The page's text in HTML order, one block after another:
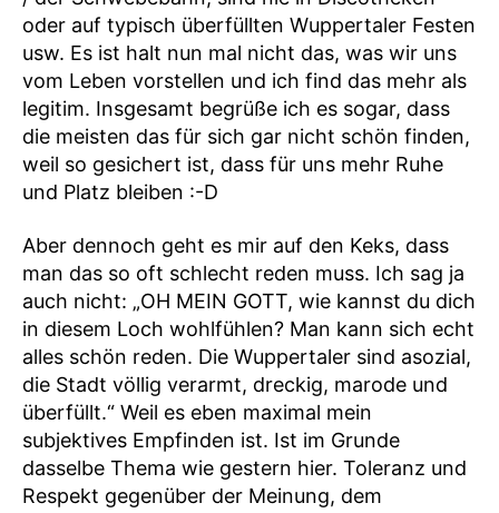
oder auf typisch überfüllten Wuppertaler Festen
usw. Es ist halt nun mal nicht das, was wir uns
vom Leben vorstellen und ich find das mehr als
legitim. Insgesamt begrüße ich es sogar, dass
die meisten das für sich gar nicht schön finden,
weil so gesichert ist, dass für uns mehr Ruhe
und Platz bleiben :-D
Aber dennoch geht es mir auf den Keks, dass
man das so oft schlecht reden muss. Ich sag ja
auch nicht: „OH MEIN GOTT, wie kannst du dich
in diesem Loch wohlfühlen? Man kann sich echt
alles schön reden. Die Wuppertaler sind asozial,
die Stadt völlig verarmt, dreckig, marode und
überfüllt.“ Weil es eben maximal mein
subjektives Empfinden ist. Ist im Grunde
dasselbe Thema wie gestern hier. Toleranz und
Respekt gegenüber der Meinung, dem